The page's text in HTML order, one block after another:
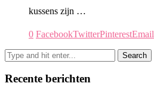
kussens zijn …
0 FacebookTwitterPinterestEmail
Recente berichten